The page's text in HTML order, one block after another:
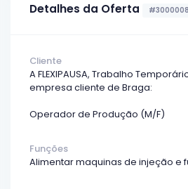
Detalhes da Oferta
Cliente
A FLEXIPAUSA, Trabalho
empresa cliente de Braga:
Operador de Produção (M/F)
Funções
Alimentar maquinas de injeção e